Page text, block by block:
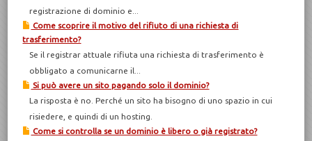
registrazione di dominio e...
Come scoprire il motivo del rifiuto di una richiesta di
trasferimento?
Se il registrar attuale rifiuta una richiesta di trasferimento è
obbligato a comunicarne il...
Si può avere un sito pagando solo il dominio?
La risposta è no. Perché un sito ha bisogno di uno spazio in cui
risiedere, e quindi di un hosting.
Come si controlla se un dominio è libero o già registrato?